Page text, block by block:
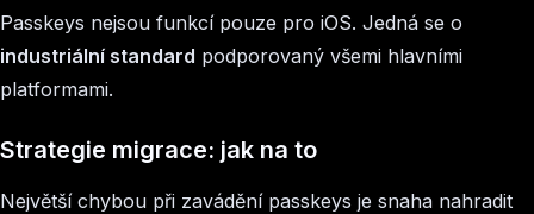
Passkeys nejsou funkcí pouze pro iOS. Jedná se o
industriální standard podporovaný všemi hlavními
platformami.
Strategie migrace: jak na to
Největší chybou při zavádění passkeys je snaha nahradit